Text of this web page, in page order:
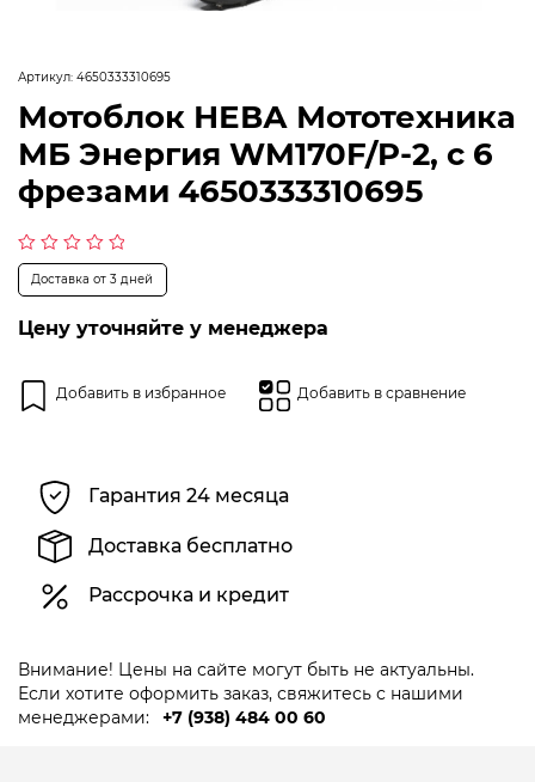
Артикул: 4650333310695
Мотоблок НЕВА Мототехника
МБ Энергия WM170F/P-2, с 6
фрезами 4650333310695
Оценка
из
Доставка от 3 дней
Цену уточняйте у менеджера
Добавить в избранное Добавить в сравнение
Гарантия 24 месяца
Доставка бесплатно
Рассрочка и кредит
Внимание! Цены на сайте могут быть не актуальны.
Если хотите оформить заказ, свяжитесь с нашими
менеджерами:
+7 (938) 484 00 60